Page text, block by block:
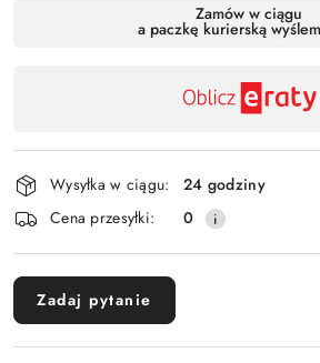
Zamów w ciągu
a paczkę kurierską
Wysyłka w ciągu:
24 godziny
Cena przesyłki:
0
Zadaj pytanie